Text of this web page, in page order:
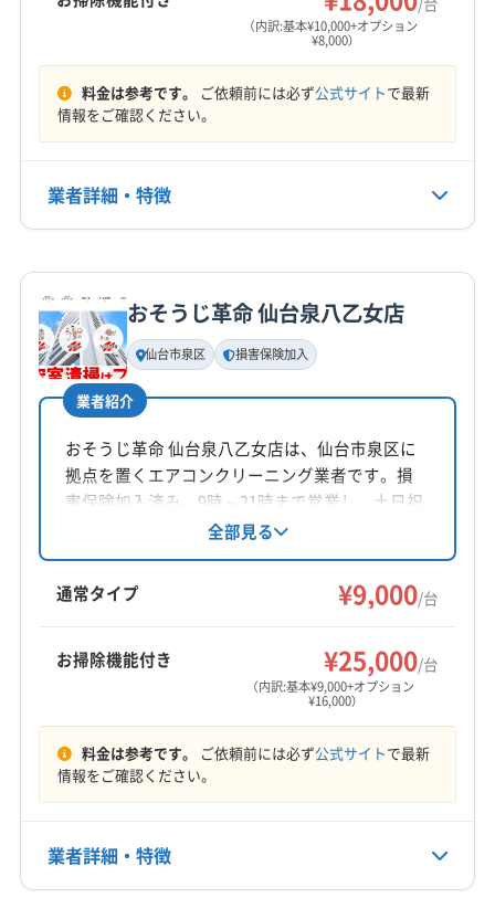
刈田郡蔵王町
宮城郡七ヶ浜町
黒川郡大郷町
黒川郡大衡村
黒川郡大和町
柴田郡柴田町
柴田郡川崎町
柴田郡村田町
定休日
不定休
022-702-8801
（内訳:基本¥10,000+オプション
¥8,000）
料金は参考です。 ご依頼前には必ず公式サイトで最新
情報をご確認ください。
業者詳細・特徴
基本情報
代表者名
木下奈々
所在地
宮城県石巻市
対応地域
仙台市宮城野区
仙台市青葉区
仙台市泉区
仙台市太白区 塩竈市 気仙沼市
栗原市
石巻市
多賀城市 東松島市
富谷市
宮城郡七ヶ浜町
宮城郡利府町
黒川郡大和町
定休日
日・祝
070-2304-4028
おそうじ革命 仙台泉八乙女店
仙台市泉区 損害保険加入
業者紹介
おそうじ革命 仙台泉八乙女店は、仙台市泉区に
拠点を置くエアコンクリーニング業者です。損
害保険加入済み。9時～21時まで営業し、土日祝
日も対応。対応エリアは仙台市を中心に宮城県
内です。防カビ・抗菌コーティングも提供して
います。
全部見る
通常タイプ ¥9,000/台
お掃除機能付き ¥25,000/台
（内訳:基本¥9,000+オプション
¥16,000）
料金は参考です。 ご依頼前には必ず公式サイトで最新
情報をご確認ください。
業者詳細・特徴